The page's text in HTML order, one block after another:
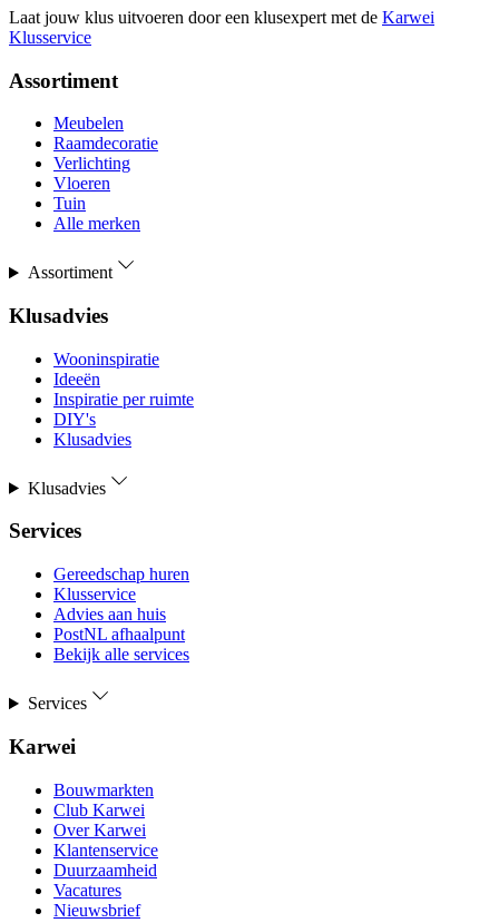
Laat jouw klus uitvoeren door een klusexpert met de Karwei
Klusservice
Assortiment
Meubelen
Raamdecoratie
Verlichting
Vloeren
Tuin
Alle merken
Assortiment
Klusadvies
Wooninspiratie
Ideeën
Inspiratie per ruimte
DIY's
Klusadvies
Klusadvies
Services
Gereedschap huren
Klusservice
Advies aan huis
PostNL afhaalpunt
Bekijk alle services
Services
Karwei
Bouwmarkten
Club Karwei
Over Karwei
Klantenservice
Duurzaamheid
Vacatures
Nieuwsbrief